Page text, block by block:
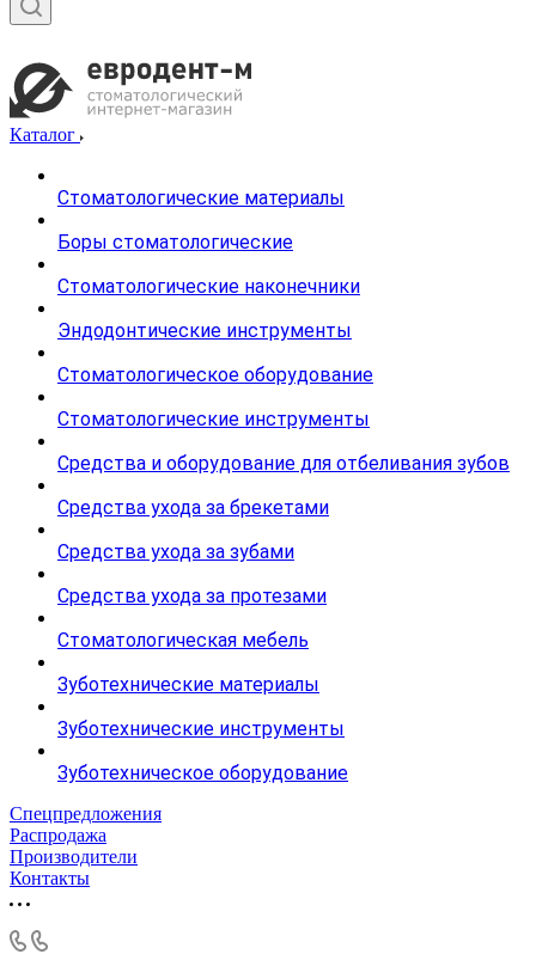
Каталог
Стоматологические материалы
Боры стоматологические
Стоматологические наконечники
Эндодонтические инструменты
Стоматологическое оборудование
Стоматологические инструменты
Средства и оборудование для отбеливания зубов
Средства ухода за брекетами
Средства ухода за зубами
Средства ухода за протезами
Стоматологическая мебель
Зуботехнические материалы
Зуботехнические инструменты
Зуботехническое оборудование
Спецпредложения
Распродажа
Производители
Контакты